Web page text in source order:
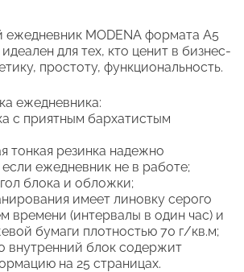
ежедневник MODENA формата А5
для тех, кто ценит в бизнес-
простоту, функциональность.
ежедневника:
с приятным бархатистым
тонкая резинка надежно
ежедневник не в работе;
блока и обложки;
имеет линовку серого
времени (интервалы в один час) и
бумаги плотностью 70 г/кв.м;
внутренний блок содержит
на 25 страницах.